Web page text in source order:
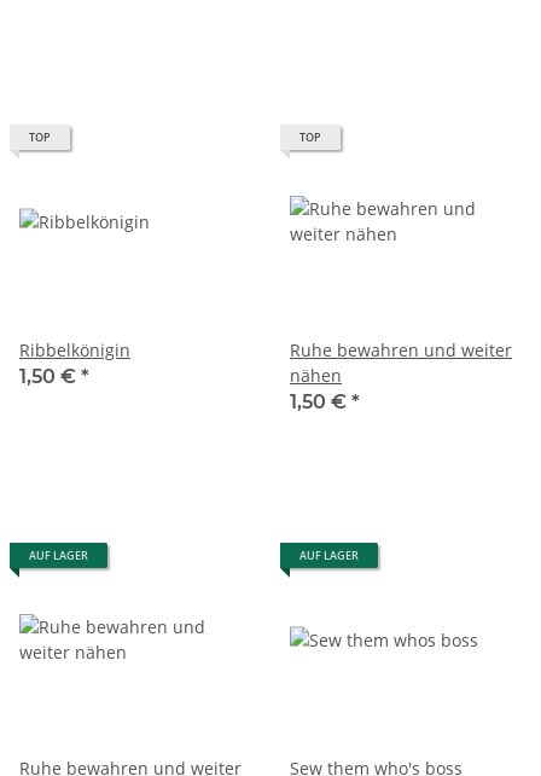
TOP
Ribbelkönigin
1,50 € *
TOP
Ruhe bewahren und weiter
nähen
1,50 € *
AUF LAGER
Ruhe bewahren und weiter
AUF LAGER
Sew them who's boss